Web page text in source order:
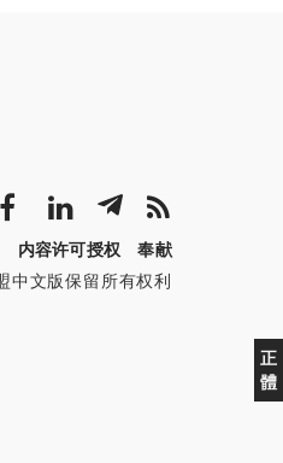
正
體
内容许可授权
奉献
中文版保留所有权利